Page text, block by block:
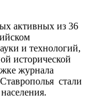
активных из 36
и технологий,
исторической
журнала
стали